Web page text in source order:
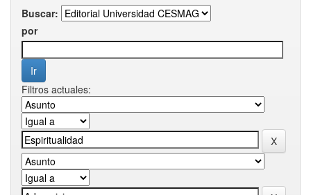
Buscar:
por
Filtros actuales: